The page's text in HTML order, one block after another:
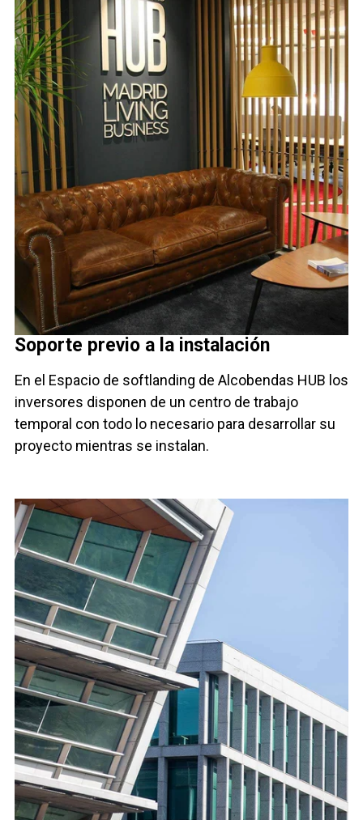
Soporte previo a la instalación
En el Espacio de softlanding de Alcobendas HUB los
inversores disponen de un centro de trabajo
temporal con todo lo necesario para desarrollar su
proyecto mientras se instalan.